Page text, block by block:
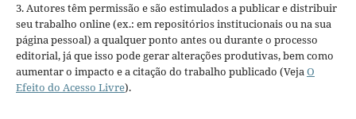
3. Autores têm permissão e são estimulados a publicar e distribuir
seu trabalho online (ex.: em repositórios institucionais ou na sua
página pessoal) a qualquer ponto antes ou durante o processo
editorial, já que isso pode gerar alterações produtivas, bem como
aumentar o impacto e a citação do trabalho publicado (VejaO
Efeito do Acesso Livre).